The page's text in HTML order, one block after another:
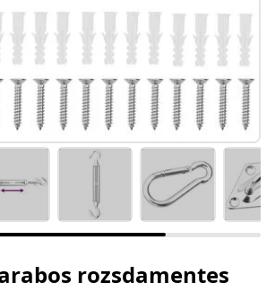
rozsdamentes